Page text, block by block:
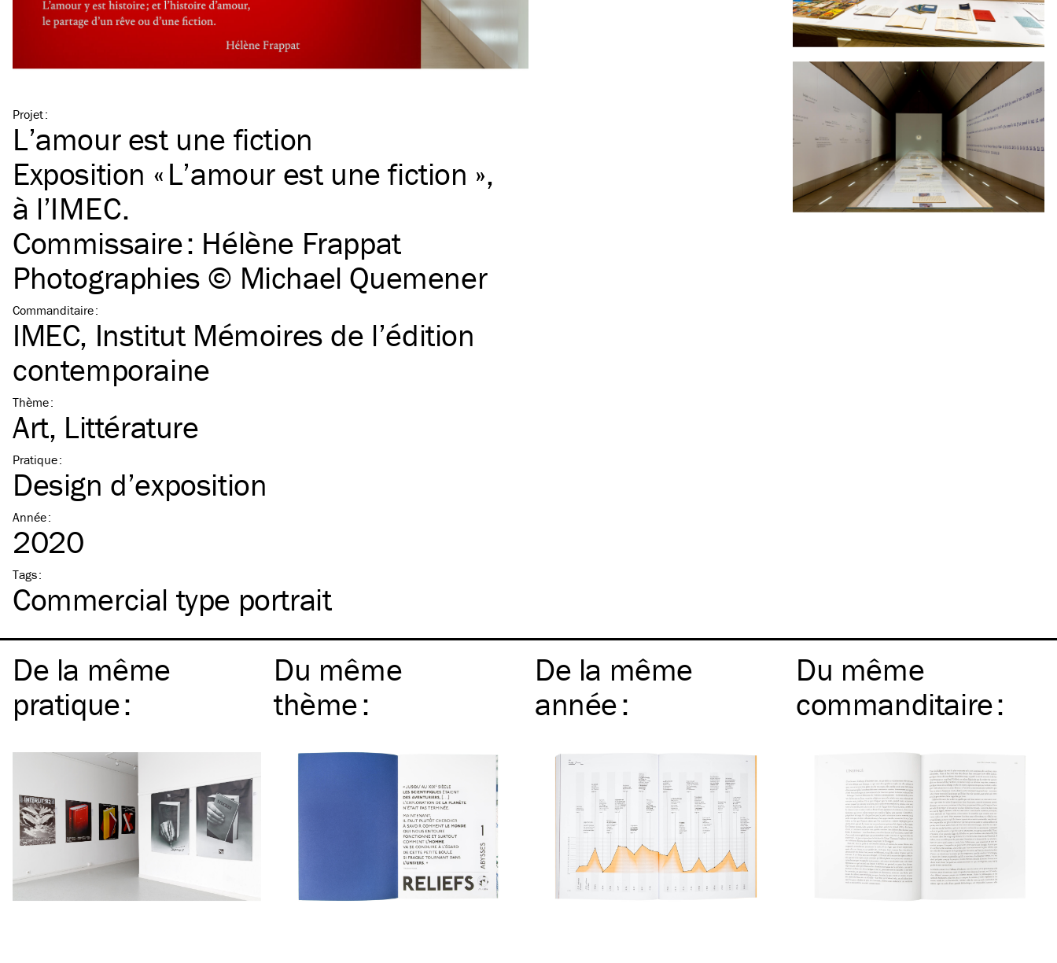
Projet:
L’amour est une fiction
Exposition « L’amour est une fiction »,
à l’IMEC.
Commissaire : Hélène Frappat
Photographies © Michael Quemener
Commanditaire:
IMEC, Institut Mémoires de l’édition
contemporaine
Thème:
Art Littérature
Pratique:
Design d’exposition
Année:
2020
Tags:
Commercial type portrait
De la même
pratique:
Du même
thème:
De la même
année:
Du même
commanditaire: